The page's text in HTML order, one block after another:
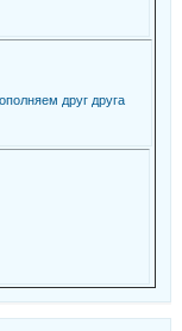
друг друга